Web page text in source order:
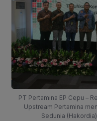
PT Pertamina EP Cepu –
Upstream Pertamina
Sedunia